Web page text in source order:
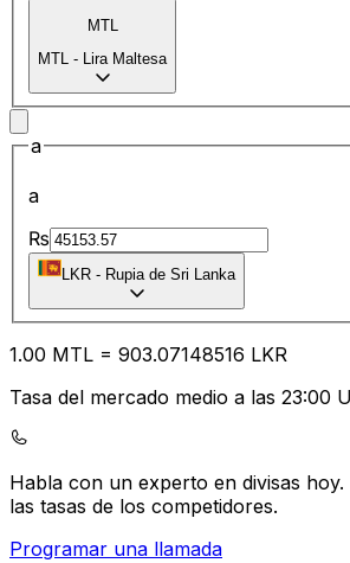
MTL
MTL - Lira Maltesa
a
a
₨
LKR - Rupia de Sri Lanka
1.00 MTL = 903.07148516 LKR
Tasa del mercado medio a las 23:00
Habla con un experto en divisas hoy.
las tasas de los competidores.
Programar una llamada